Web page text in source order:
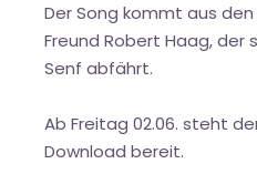
Der Song kommt aus
Freund Robert Haag, der
Senf abfährt.
Ab Freitag 02.06. steht
Download bereit.